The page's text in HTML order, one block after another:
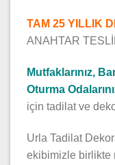
TAM 25 YILLIK
ANAHTAR
Mutfaklarınız,
Oturma
için tadilat ve
Urla Tadilat
ekibimizle birlikte